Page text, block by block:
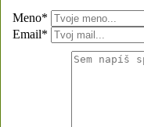
Meno*
Email*